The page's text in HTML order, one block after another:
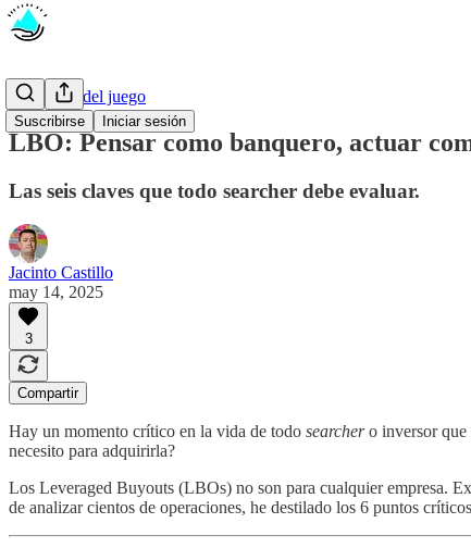
Suscribirse Iniciar sesión
Las reglas del juego
LBO: Pensar como banquero, actuar
Las seis claves que todo searcher debe evaluar.
Jacinto Castillo
may 14, 2025
3
Compartir
Hay un momento crítico en la vida de todo searchero inversor que
necesito para adquirirla?
Los Leveraged Buyouts (LBOs) no son para cualquier empresa.
de analizar cientos de operaciones, he destilado los 6 puntos